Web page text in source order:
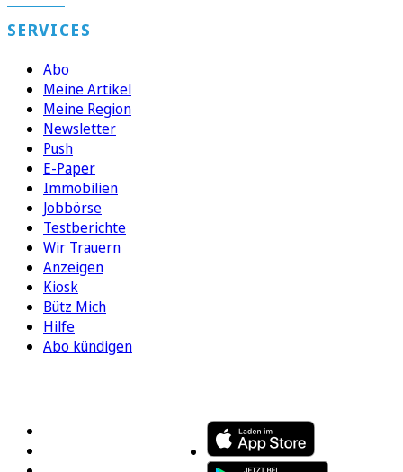
SERVICES
Abo
Meine Artikel
Meine Region
Newsletter
Push
E-Paper
Immobilien
Jobbörse
Testberichte
Wir Trauern
Anzeigen
Kiosk
Bütz Mich
Hilfe
Abo kündigen